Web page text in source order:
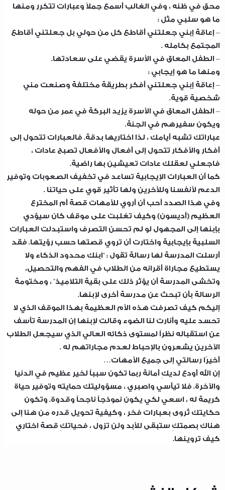
محق في ظنه ، وفي الغالب أسمع جملاً وعبارات تتكرر ومنها
ما هو سلبي مثل :
– إعاقة إبني جعلتني أقاطع كل من حولي بل جعلتني أقاطع
المجتمع بكامله .
– الطفل المعاق في الأسرة يقضي على سعادتها.
ومنها ما هو إيجابي :
– إعاقة إبني جعلتني أفكر بطريقة مختلفة وصنعت مني
شخصية قوية.
– الطفل المعاق في الأسرة يزيد البركة في عمر من حوله
ويكون سفيرهم في الجنة.
عباراتك تشبه أيامك ، لذا اختاريها بدقة. فالعبارات تتحول إلى
أفكار والأفكار تتحول إلى أفعال والأفعال تصبح عادات ،
فاجعلي لعقلك عادات تعيشين بها راضية.
كما أن العبارات الإيجابية تساعد في تخفيف الصعوبات وتوفير
الدعم لأنفسنا وللأخرين ولها تأثير قوي على حياتنا .
وفي هذا الصدد أحب أن أروي للأمهات قصة أم المخترع
العظيم (أديسون) وكيف تغلبت على موقف كان سيؤدي
بإبنها إلى المجهول لو لم تحسن التصرف واستبدلت العبارات
السلبية بإيجابية واختارت أن تروي قصتها حسب رؤيتها. فقد
أرسلت المدرسة لها رسالة تقول : “ابنك محدود الذكاء ولا
يستطيع مجاراة أقرانه من الطلاب في الفهم والتحصيل،
وتخشى المدرسة أن يؤثر ذلك على بقية التلاميذ” ، ومختومة
الرسالة بأن تبحث عن مدرسة أخرى لإبنها.
إليكم كيف تصرفت هذه الأم العظيمة بهذا الموقف الذي لا
تحسد عليه وأنارت لنا الضوء وقالت لإبنها إن المدرسة تأسف
عن استقباله نظراً لمستوى ذكائه العالي الذي سيجعل الطلاب
الآخرين يشعرون بالإحباط لعدم مجاراتهم له .
أخيرًا رسالتي إلى جميع الأمهات…
إن الله أودع لديكِ أمانة ربما تكون سبباً لخير عظيم في الدنيا
والآخرة. فلا تيأسي واصبري ، مسؤوليتك حمايته وتوفير حياة
كريمة له ، اسعي لكي يكون نموذجاً ناجحاً وقدوة. وتكون
حكايتك تُروى بعبارات فخر ، وكيفية تحويل قدره من هنا إلى
هناك بصمتكِ ستبقى للأبد ولن تزول ، فحياتكِ قصة اختاري
كيف تروينها.